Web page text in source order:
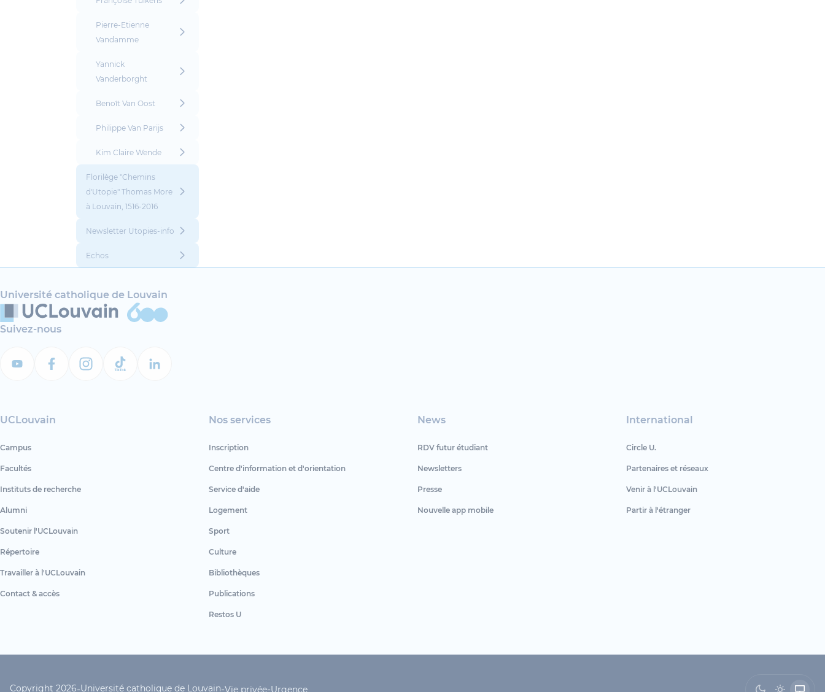
Pierre-Etienne
Vandamme
Yannick
Vanderborght
Benoît Van Oost
Philippe Van Parijs
Kim Claire Wende
Florilège "Chemins
d'Utopie" Thomas More
à Louvain, 1516-2016
Newsletter Utopies-info
Echos
Université catholique de Louvain
Suivez-nous
UCLouvain
Campus
Facultés
Instituts de recherche
Alumni
Soutenir l'UCLouvain
Répertoire
Travailler à l'UCLouvain
Contact & accès
Nos services
Inscription
Centre d'information et d'orientation
Service d'aide
Logement
Sport
Culture
Bibliothèques
Publications
Restos U
News
RDV futur étudiant
Newsletters
Presse
Nouvelle app mobile
International
Circle U.
Partenaires et réseaux
Venir à l'UCLouvain
Partir à l'étranger
Copyright 2026-Université catholique de Louvain-Vie privée-Urgence